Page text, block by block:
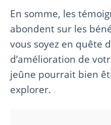
En somme, les
abondent sur les
vous soyez en quête
d’amélioration de
jeûne pourrait bien
explorer.